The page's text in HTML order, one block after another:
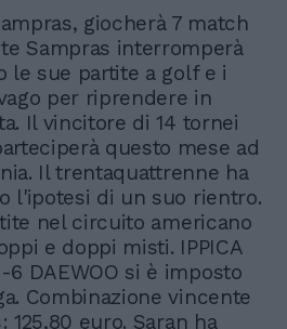
giocherà 7 match
Sampras interromperà
le sue partite a golf e i
per riprendere in
Il vincitore di 14 tornei
questo mese ad
Il trentaquattrenne ha
l'ipotesi di un suo rientro.
nel circuito americano
e doppi misti. IPPICA
6 DAEWOO si è imposto
Combinazione vincente
125,80 euro. Saran ha